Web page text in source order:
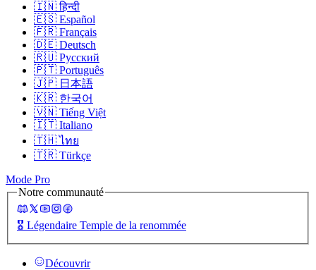
🇮🇳 हिन्दी
🇪🇸 Español
🇫🇷 Français
🇩🇪 Deutsch
🇷🇺 Русский
🇵🇹 Português
🇯🇵 日本語
🇰🇷 한국어
🇻🇳 Tiếng Việt
🇮🇹 Italiano
🇹🇭 ไทย
🇹🇷 Türkçe
Mode Pro
Notre communauté
🎖️ Légendaire Temple de la renommée
Découvrir